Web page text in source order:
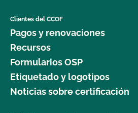
Clientes del CCOF
Pagos y renovaciones
Recursos
Formularios OSP
Etiquetado y logotipos
Noticias sobre certificación